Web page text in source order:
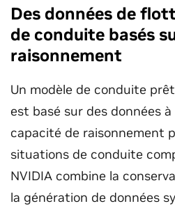
Des données de
de conduite basés
raisonnement
Un modèle de conduite
est basé sur des données
capacité de raisonnement
situations de conduite
NVIDIA combine la
la génération de données